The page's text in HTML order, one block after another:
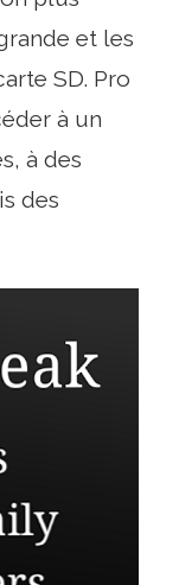
et les
SD. Pro
à un
à des
des